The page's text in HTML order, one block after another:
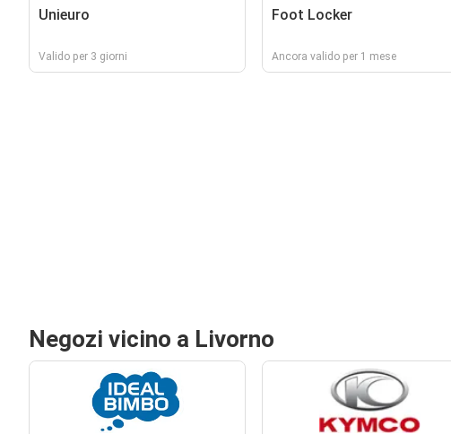
Unieuro
Valido per 3 giorni
Foot Locker
Ancora valido per 1 mese
Negozi vicino a Livorno